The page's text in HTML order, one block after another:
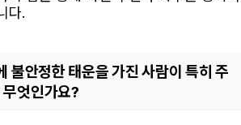
다.
안정한 태운을 가진 사람이 특히 주
엇인가요?